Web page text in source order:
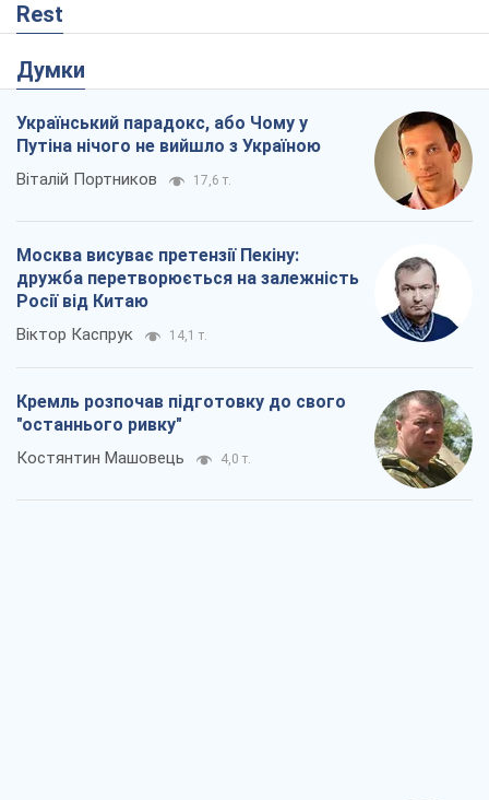
Rest
Думки
Український парадокс, або Чому у
Путіна нічого не вийшло з Україною
Віталій Портников 17,6 т.
Москва висуває претензії Пекіну:
дружба перетворюється на залежність
Росії від Китаю
Віктор Каспрук 14,1 т.
Кремль розпочав підготовку до свого
"останнього ривку"
Костянтин Машовець 4,0 т.